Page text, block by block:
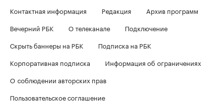
Контактная информация Редакция
Архив программ
Вечерний РБК
О телеканале
Подключение
Скрыть баннеры на РБК
Подписка на РБК
Корпоративная подписка
Информация об ограничениях
О соблюдении авторских прав
Пользовательское соглашение